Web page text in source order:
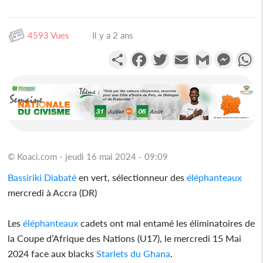
4593 Vues Il y a 2 ans
PartagerFacebookTwitterEmail Gmail
© Koaci.com - jeudi 16 mai 2024 - 09:09
Bassiriki Diabaté en vert, sélectionneur deséléphanteaux
mercredi à Accra (DR)
Leséléphanteaux cadets ont mal entamé les éliminatoires de
la Coupe d’Afrique des Nations (U17), le mercredi 15 Mai
2024 face aux blacksStarlets du Ghana.